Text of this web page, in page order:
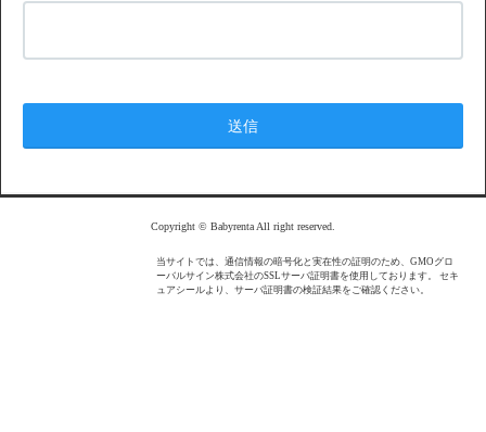
Copyright © Babyrenta All right reserved.
当サイトでは、通信情報の暗号化と実在性の証明のため、GMOグロ
ーバルサイン株式会社のSSLサーバ証明書を使用しております。 セキ
ュアシールより、サーバ証明書の検証結果をご確認ください。